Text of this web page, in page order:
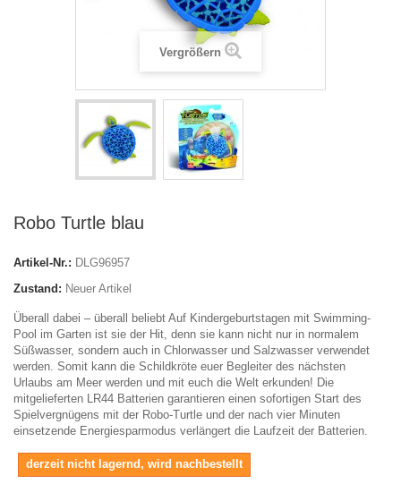
Vergrößern
Robo Turtle blau
Artikel-Nr.: DLG96957
Zustand: Neuer Artikel
Überall dabei – überall beliebt Auf Kindergeburtstagen mit Swimming-
Pool im Garten ist sie der Hit, denn sie kann nicht nur in normalem
Süßwasser, sondern auch in Chlorwasser und Salzwasser verwendet
werden. Somit kann die Schildkröte euer Begleiter des nächsten
Urlaubs am Meer werden und mit euch die Welt erkunden! Die
mitgelieferten LR44 Batterien garantieren einen sofortigen Start des
Spielvergnügens mit der Robo-Turtle und der nach vier Minuten
einsetzende Energiesparmodus verlängert die Laufzeit der Batterien.
derzeit nicht lagernd, wird nachbestellt